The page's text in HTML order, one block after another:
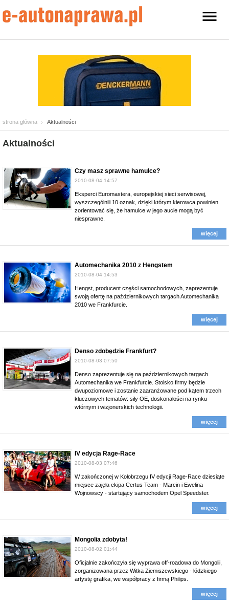
strona główna Aktualności
Aktualności
Czy masz sprawne hamulce?
2010-08-04 14:57
Eksperci Euromastera, europejskiej sieci serwisowej,
wyszczególnili 10 oznak, dzięki którym kierowca powinien
zorientować się, że hamulce w jego aucie mogą być
niesprawne.
więcej
Automechanika 2010 z Hengstem
2010-08-04 14:53
Hengst, producent części samochodowych, zaprezentuje
swoją ofertę na październikowych targach Automechanika
2010 we Frankfurcie.
więcej
Denso zdobędzie Frankfurt?
2010-08-03 07:50
Denso zaprezentuje się na październikowych targach
Automechanika we Frankfurcie. Stoisko firmy będzie
dwupoziomowe i zostanie zaaranżowane pod kątem trzech
kluczowych tematów: siły OE, doskonałości na rynku
wtórnym i wizjonerskich technologii.
więcej
IV edycja Rage-Race
2010-08-03 07:46
W zakończonej w Kołobrzegu IV edycji Rage-Race dziesiąte
miejsce zajęła ekipa Certus Team - Marcin i Ewelina
Wojnowscy - startujący samochodem Opel Speedster.
więcej
Mongolia zdobyta!
2010-08-02 01:44
Oficjalnie zakończyła się wyprawa off-roadowa do Mongolii,
zorganizowana przez Witka Ziemiszewskiego - łódzkiego
artystę grafika, we współpracy z firmą Philips.
więcej